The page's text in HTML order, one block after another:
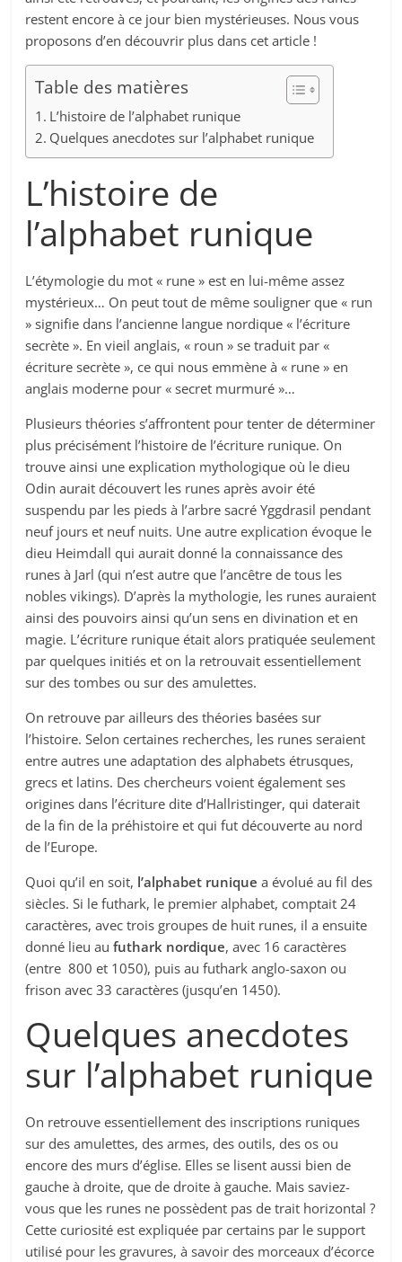
restent encore à ce jour bien mystérieuses. Nous vous
proposons d’en découvrir plus dans cet article !
Table des matières
L’histoire de l’alphabet runique
Quelques anecdotes sur l’alphabet runique
L’histoire de
l’alphabet runique
L’étymologie du mot « rune » est en lui-même assez
mystérieux… On peut tout de même souligner que « run
» signifie dans l’ancienne langue nordique « l’écriture
secrète ». En vieil anglais, « roun » se traduit par «
écriture secrète », ce qui nous emmène à « rune » en
anglais moderne pour « secret murmuré »…
Plusieurs théories s’affrontent pour tenter de déterminer
plus précisément l’histoire de l’écriture runique. On
trouve ainsi une explication mythologique où le dieu
Odin aurait découvert les runes après avoir été
suspendu par les pieds à l’arbre sacré Yggdrasil pendant
neuf jours et neuf nuits. Une autre explication évoque le
dieu Heimdall qui aurait donné la connaissance des
runes à Jarl (qui n’est autre que l’ancêtre de tous les
nobles vikings). D’après la mythologie, les runes auraient
ainsi des pouvoirs ainsi qu’un sens en divination et en
magie. L’écriture runique était alors pratiquée seulement
par quelques initiés et on la retrouvait essentiellement
sur des tombes ou sur des amulettes.
On retrouve par ailleurs des théories basées sur
l’histoire. Selon certaines recherches, les runes seraient
entre autres une adaptation des alphabets étrusques,
grecs et latins. Des chercheurs voient également ses
origines dans l’écriture dite d’Hallristinger, qui daterait
de la fin de la préhistoire et qui fut découverte au nord
de l’Europe.
Quoi qu’il en soit, l’alphabet runique a évolué au fil des
siècles. Si le futhark, le premier alphabet, comptait 24
caractères, avec trois groupes de huit runes, il a ensuite
donné lieu aufuthark nordique, avec 16 caractères
(entre 800 et 1050), puis au futhark anglo-saxon ou
frison avec 33 caractères (jusqu’en 1450).
Quelques anecdotes
sur l’alphabet runique
On retrouve essentiellement des inscriptions runiques
sur des amulettes, des armes, des outils, des os ou
encore des murs d’église. Elles se lisent aussi bien de
gauche à droite, que de droite à gauche. Mais saviez-
vous que les runes ne possèdent pas de trait horizontal ?
Cette curiosité est expliquée par certains par le support
utilisé pour les gravures, à savoir des morceaux d’écorce